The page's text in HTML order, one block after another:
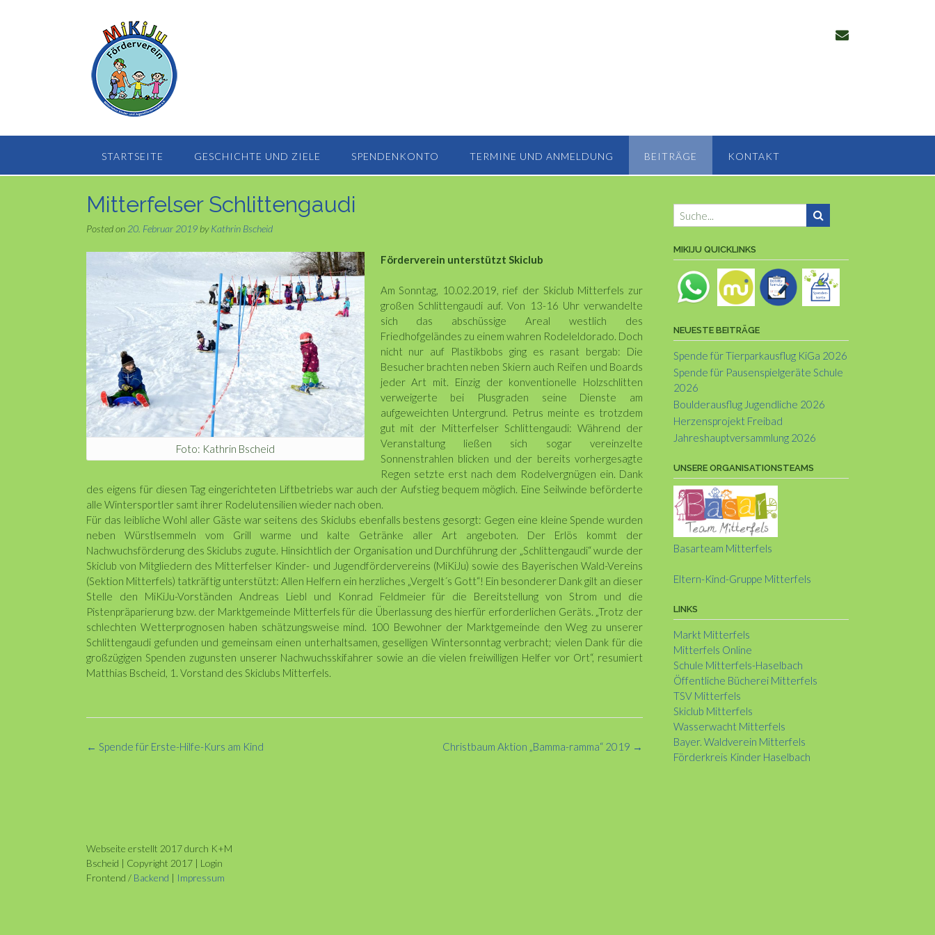
STARTSEITE GESCHICHTE UND ZIELE SPENDENKONTO TERMINE UND ANMELDUNG BEITRÄGE KONTAKT
Mitterfelser Schlittengaudi
Posted on 20. Februar 2019 byKathrin Bscheid
Foto: Kathrin Bscheid
Förderverein unterstützt Skiclub
Am Sonntag, 10.02.2019, rief der Skiclub Mitterfels zur
großen Schlittengaudi auf. Von 13-16 Uhr verwandelte
sich das abschüssige Areal westlich des
Friedhofgeländes zu einem wahren Rodeleldorado. Doch
nicht nur auf Plastikbobs ging es rasant bergab: Die
Besucher brachten neben Skiern auch Reifen und Boards
jeder Art mit. Einzig der konventionelle Holzschlitten
verweigerte bei Plusgraden seine Dienste am
aufgeweichten Untergrund. Petrus meinte es trotzdem
gut mit der Mitterfelser Schlittengaudi: Während der
Veranstaltung ließen sich sogar vereinzelte
Sonnenstrahlen blicken und der bereits vorhergesagte
Regen setzte erst nach dem Rodelvergnügen ein. Dank
des eigens für diesen Tag eingerichteten Liftbetriebs war auch der Aufstieg bequem möglich. Eine Seilwinde beförderte
alle Wintersportler samt ihrer Rodelutensilien wieder nach oben.
Für das leibliche Wohl aller Gäste war seitens des Skiclubs ebenfalls bestens gesorgt: Gegen eine kleine Spende wurden
neben Würstlsemmeln vom Grill warme und kalte Getränke aller Art angeboten. Der Erlös kommt der
Nachwuchsförderung des Skiclubs zugute. Hinsichtlich der Organisation und Durchführung der „Schlittengaudi“ wurde der
Skiclub von Mitgliedern des Mitterfelser Kinder- und Jugendfördervereins (MiKiJu) sowie des Bayerischen Wald-Vereins
(Sektion Mitterfels) tatkräftig unterstützt: Allen Helfern ein herzliches „Vergelt´s Gott“! Ein besonderer Dank gilt an dieser
Stelle den MiKiJu-Vorständen Andreas Liebl und Konrad Feldmeier für die Bereitstellung von Strom und die
Pistenpräparierung bzw. der Marktgemeinde Mitterfels für die Überlassung des hierfür erforderlichen Geräts. „Trotz der
schlechten Wetterprognosen haben schätzungsweise mind. 100 Bewohner der Marktgemeinde den Weg zu unserer
Schlittengaudi gefunden und gemeinsam einen unterhaltsamen, geselligen Wintersonntag verbracht; vielen Dank für die
großzügigen Spenden zugunsten unserer Nachwuchsskifahrer sowie an die vielen freiwilligen Helfer vor Ort“, resumiert
Matthias Bscheid, 1. Vorstand des Skiclubs Mitterfels.
Post
Christbaum Aktion „Bamma-ramma“ 2019 →
← Spende für Erste-Hilfe-Kurs am Kind
MIKIJU QUICKLINKS
NEUESTE BEITRÄGE
Spende für Tierparkausflug KiGa 2026
Spende für Pausenspielgeräte Schule
2026
Boulderausflug Jugendliche 2026
Herzensprojekt Freibad
Jahreshauptversammlung 2026
UNSERE ORGANISATIONSTEAMS
Basarteam Mitterfels
Eltern-Kind-Gruppe Mitterfels
LINKS
Markt Mitterfels
Mitterfels Online
Schule Mitterfels-Haselbach
Öffentliche Bücherei Mitterfels
TSV Mitterfels
Skiclub Mitterfels
Wasserwacht Mitterfels
Bayer. Waldverein Mitterfels
Förderkreis Kinder Haselbach
Webseite erstellt 2017 durch K+M
Bscheid | Copyright 2017 | Login
Frontend / Backend | Impressum